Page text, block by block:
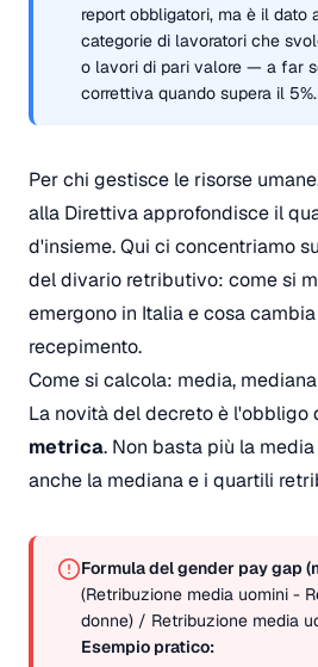
report obbligatori, ma è il
categorie di lavoratori che
o lavori di pari valore — a far
correttiva quando supera il 5%.
Per chi gestisce le risorse
alla Direttivaapprofondisce il
d'insieme. Qui ci concentriamo
del divario retributivo: come si
emergono in Italia e cosa
recepimento.
Come si calcola: media,
La novità del decreto è l'obbligo
metrica. Non basta più la
anche la mediana e i quartili
Formula del gender pay gap
(Retribuzione media uomini -
donne) / Retribuzione media
Esempio pratico: